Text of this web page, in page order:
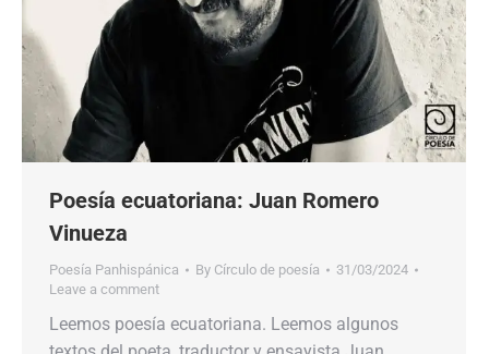
Poesía ecuatoriana: Juan Romero
Vinueza
Poesía Panhispánica By Círculo de poesía
31/03/2024
Leave a comment
Leemos poesía ecuatoriana. Leemos algunos